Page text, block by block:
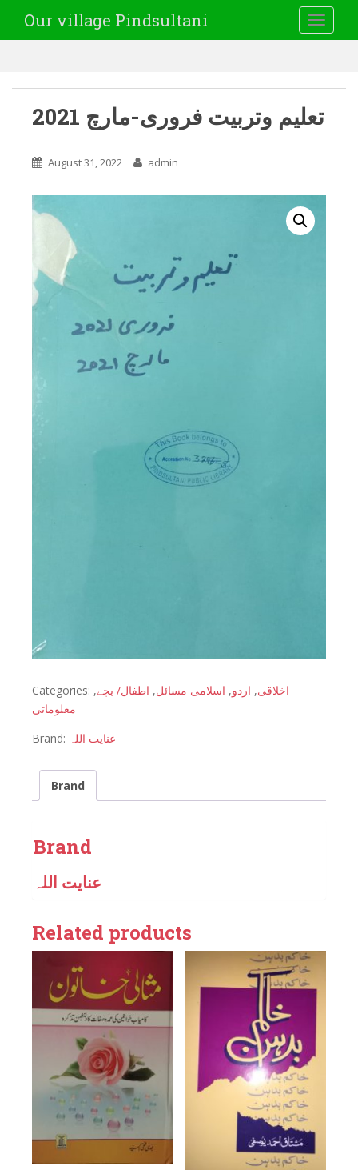
Our village Pindsultani
تعلیم وتربیت فروری-مارچ 2021
August 31, 2022 admin
Categories: اخلاقی, اردو, اسلامی مسائل, اطفال/ بچے,
معلوماتی
Brand: عنایت اللہ
Brand
Brand
عنایت اللہ
Related products